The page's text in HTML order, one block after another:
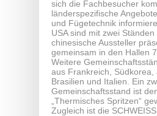
sich die Fachbesucher
länderspezifische
und Fügetechnik
USA sind mit zwei Ständen
chinesische Aussteller
gemeinsam in den Hallen
Weitere
aus Frankreich, Südkorea,
Brasilien und Italien. Ein
Gemeinschaftsstand ist
„Thermisches Spritzen“
Zugleich ist die